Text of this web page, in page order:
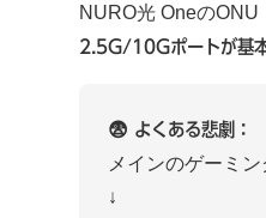
NURO光 Oneの
2.5G/10Gポートが基
😨 よくある悲劇：
メインのゲーミ
↓